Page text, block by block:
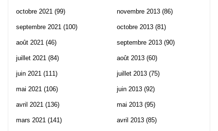
octobre 2021 (99)
septembre 2021 (100)
août 2021 (46)
juillet 2021 (84)
juin 2021 (111)
mai 2021 (106)
avril 2021 (136)
mars 2021 (141)
novembre 2013 (86)
octobre 2013 (81)
septembre 2013 (90)
août 2013 (60)
juillet 2013 (75)
juin 2013 (92)
mai 2013 (95)
avril 2013 (85)